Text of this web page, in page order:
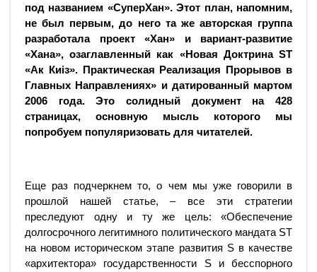
под названием «СуперХан». Этот план, напомним,
не был первым, до него та же авторская группа
разработала проект «Хан» и вариант-развитие
«Хана», озаглавленный как «Новая Доктрина ST
«Ак Киiз». Практическая Реализация Прорывов в
Главных Направлениях» и датированный мартом
2006 года. Это солидный документ на 428
страницах, основную мысль которого мы
попробуем популяризовать для читателей.
Еще раз подчеркнем то, о чем мы уже говорили в
прошлой нашей статье, – все эти стратегии
преследуют одну и ту же цель: «Обеспечение
долгосрочного легитимного политического мандата ST
на новом историческом этапе развития S в качестве
«архитектора» государственности S и бесспорного